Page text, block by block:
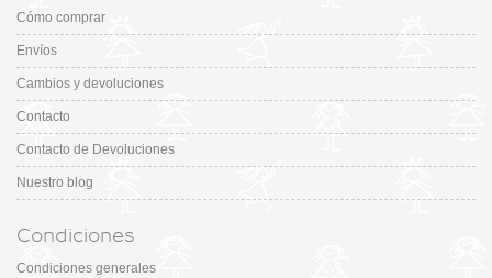
Cómo comprar
Envíos
Cambios y devoluciones
Contacto
Contacto de Devoluciones
Nuestro blog
Condiciones
Condiciones generales